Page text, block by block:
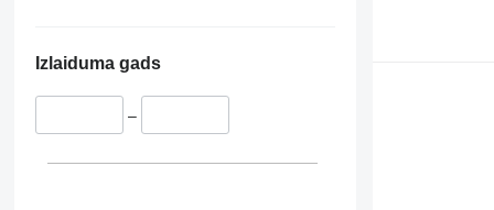
Izlaiduma gads
–